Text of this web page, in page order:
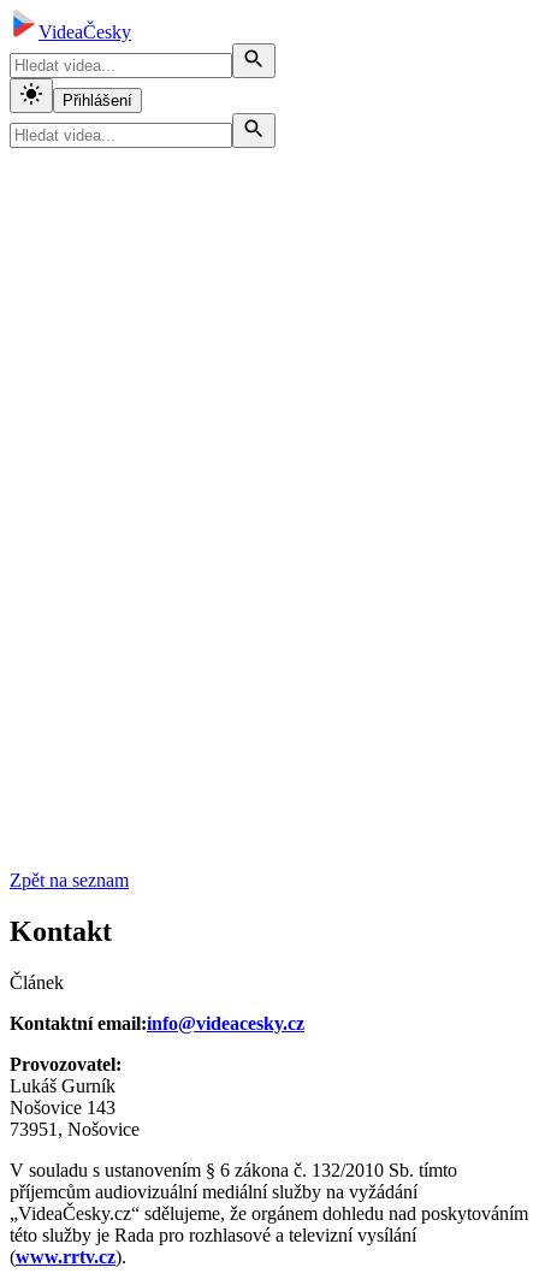
VideaČesky
Přihlášení
Zpět na seznam
Kontakt
Článek
Kontaktní email:info@videacesky.cz
Provozovatel:
Lukáš Gurník
Nošovice 143
73951, Nošovice
V souladu s ustanovením § 6 zákona č. 132/2010 Sb. tímto
příjemcům audiovizuální mediální služby na vyžádání
„VideaČesky.cz“ sdělujeme, že orgánem dohledu nad poskytováním
této služby je Rada pro rozhlasové a televizní vysílání
(www.rrtv.cz).